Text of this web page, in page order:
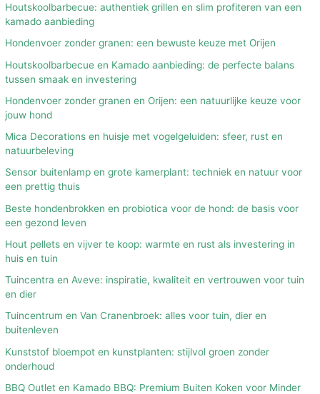
Houtskoolbarbecue: authentiek grillen en slim profiteren van een
kamado aanbieding
Hondenvoer zonder granen: een bewuste keuze met Orijen
Houtskoolbarbecue en Kamado aanbieding: de perfecte balans
tussen smaak en investering
Hondenvoer zonder granen en Orijen: een natuurlijke keuze voor
jouw hond
Mica Decorations en huisje met vogelgeluiden: sfeer, rust en
natuurbeleving
Sensor buitenlamp en grote kamerplant: techniek en natuur voor
een prettig thuis
Beste hondenbrokken en probiotica voor de hond: de basis voor
een gezond leven
Hout pellets en vijver te koop: warmte en rust als investering in
huis en tuin
Tuincentra en Aveve: inspiratie, kwaliteit en vertrouwen voor tuin
en dier
Tuincentrum en Van Cranenbroek: alles voor tuin, dier en
buitenleven
Kunststof bloempot en kunstplanten: stijlvol groen zonder
onderhoud
BBQ Outlet en Kamado BBQ: Premium Buiten Koken voor Minder